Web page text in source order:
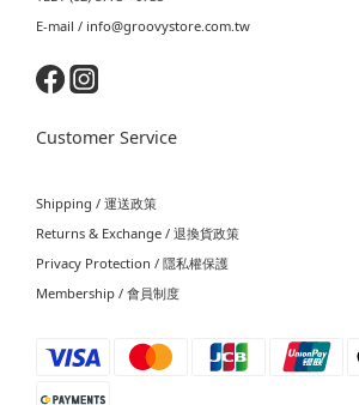
E-mail / info@groovystore.com.tw
Customer Service
Shipping / 運送政策
Returns & Exchange / 退換貨政策
Privacy Protection / 隱私權保護
Membership / 會員制度